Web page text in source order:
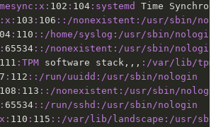
x: 102 : 104 :systemd
Time
x: 103 : 106 : :/nonexistent :/usr/sbin/
: 110 : :/home/syslog :/usr/sbin/nologin
: 65534 : :/nonexistent :/usr/sbin/nologin
111 :TPM software stack,,, :/var/lib/tpm
: 112 : :/run/uuidd :/usr/sbin/nologin
108 : 113 : :/nonexistent :/usr/sbin/nologin
: 65534 : :/run/sshd :/usr/sbin/nologin
x: 110 : 115 : :/var/lib/landscape :/usr/